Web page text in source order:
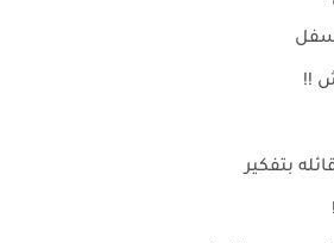
!!
بتفكير